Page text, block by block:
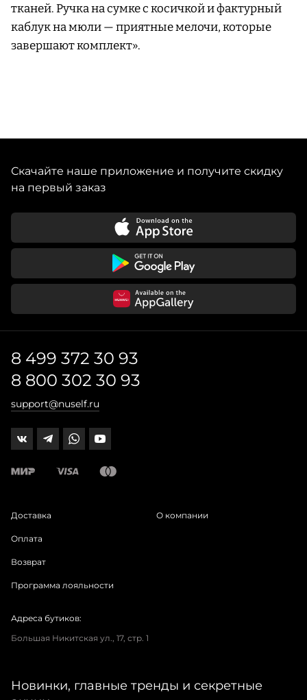
тканей. Ручка на сумке с косичкой и фактурный
каблук на мюли — приятные мелочи, которые
завершают комплект».
Скачайте наше приложение и получите скидку
на первый заказ
8 499 372 30 93
8 800 302 30 93
support@nuself.ru
Доставка
Оплата
Возврат
Программа лояльности
О компании
Адреса бутиков:
Большая Никитская ул., 17, стр. 1
Новинки, главные тренды и секретные